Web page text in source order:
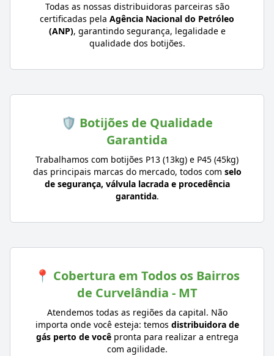
Todas as nossas distribuidoras parceiras são
certificadas pela Agência Nacional do Petróleo
(ANP), garantindo segurança, legalidade e
qualidade dos botijões.
🛡️ Botijões de Qualidade
Garantida
Trabalhamos com botijões P13 (13kg) e P45 (45kg)
das principais marcas do mercado, todos com selo
de segurança, válvula lacrada e procedência
garantida.
📍 Cobertura em Todos os Bairros
de Curvelândia - MT
Atendemos todas as regiões da capital. Não
importa onde você esteja: temos distribuidora de
gás perto de vocêpronta para realizar a entrega
com agilidade.